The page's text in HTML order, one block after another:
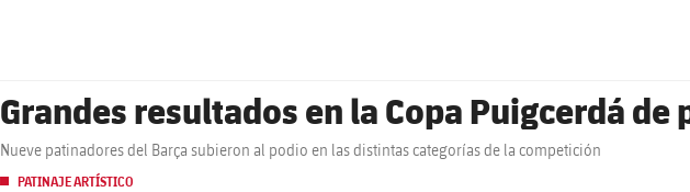
Grandes resultados en la Copa Puigcerdá
Nueve patinadores del Barça subieron al podio en las distintas categorías de la competición
PATINAJE ARTÍSTICO